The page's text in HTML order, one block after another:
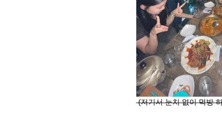
(저기서 눈치 없이 먹방